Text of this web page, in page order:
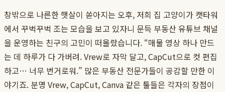
창밖으로 나른한 햇살이 쏟아지는 오후, 저희 집 고양이가 캣타워
에서 꾸벅꾸벅 조는 모습을 보고 있자니 문득 부동산 유튜브 채널
을 운영하는 친구의 고민이 떠올랐습니다. “매물 영상 하나 만드
는 데 하루가 다 가버려. Vrew로 자막 달고, CapCut으로 컷 편집
하고… 너무 번거로워.” 많은 부동산 전문가들이 공감할 만한 이
야기죠. 분명 Vrew, CapCut, Canva 같은 툴들은 각자의 장점이